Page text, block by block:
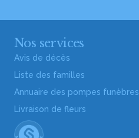
Nos services
Avis de décès
Liste des familles
Annuaire des pompes funèbres
Livraison de fleurs